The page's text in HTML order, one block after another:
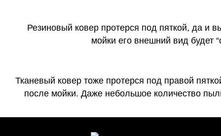
Резиновый ковер протерся под пяткой, да и
мойки его внешний вид будет
Тканевый ковер тоже протерся под правой
после мойки. Даже небольшое количество